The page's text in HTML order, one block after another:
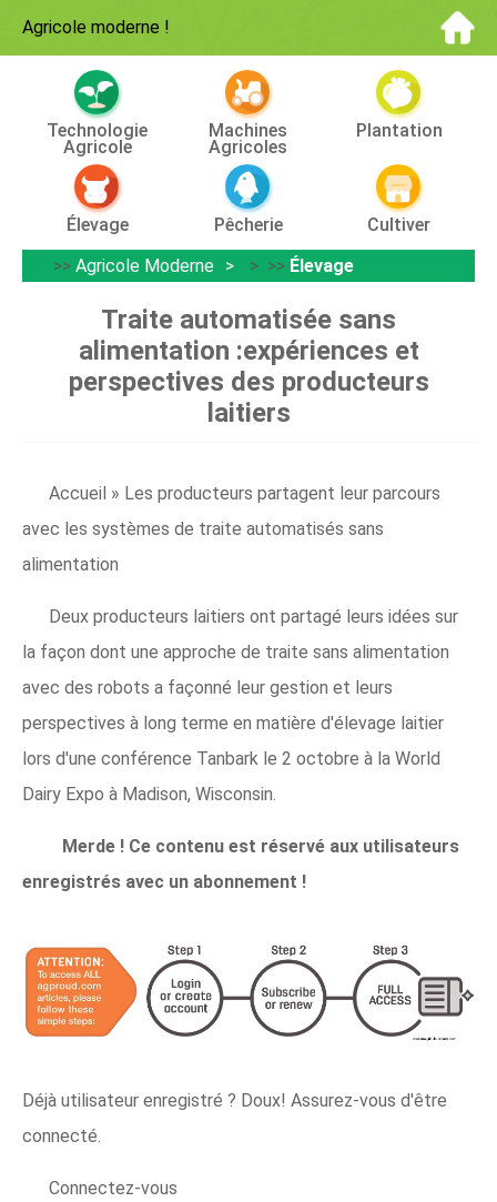
Agricole moderne !
Technologie
Agricole
Machines
Agricoles
Plantation
Élevage Pêcherie
Cultiver
>> Agricole Moderne > >> Élevage
Traite automatisée sans
alimentation :expériences et
perspectives des producteurs
laitiers
Accueil » Les producteurs partagent leur parcours
avec les systèmes de traite automatisés sans
alimentation
Deux producteurs laitiers ont partagé leurs idées sur
la façon dont une approche de traite sans alimentation
avec des robots a façonné leur gestion et leurs
perspectives à long terme en matière d'élevage laitier
lors d'une conférence Tanbark le 2 octobre à la World
Dairy Expo à Madison, Wisconsin.
Merde ! Ce contenu est réservé aux utilisateurs
enregistrés avec un abonnement !
Déjà utilisateur enregistré ? Doux! Assurez-vous d'être
connecté.
Connectez-vous